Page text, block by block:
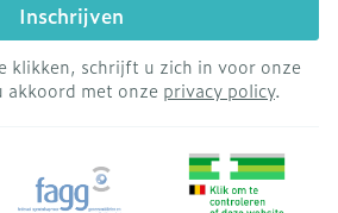
Inschrijven
klikken, schrijft u zich in voor onze
akkoord met onze privacy policy.